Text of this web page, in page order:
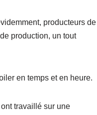
producteurs de
production, un tout
en temps et en heure.
travaillé sur une